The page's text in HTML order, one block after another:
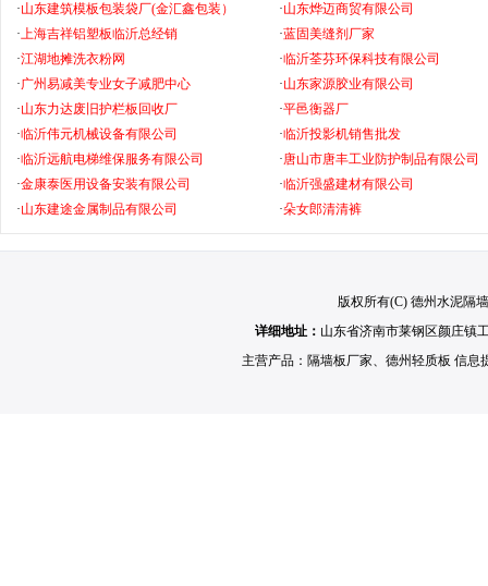
·山东建筑模板包装袋厂(金汇鑫包装） ·山东烨迈商贸有限公司
·上海吉祥铝塑板临沂总经销 ·蓝固美缝剂厂家
·江湖地摊洗衣粉网 ·临沂荃芬环保科技有限公司
·广州易减美专业女子减肥中心 ·山东家源胶业有限公司
·山东力达废旧护栏板回收厂 ·平邑衡器厂
·临沂伟元机械设备有限公司 ·临沂投影机销售批发
·临沂远航电梯维保服务有限公司 ·唐山市唐丰工业防护制品有限公司
·金康泰医用设备安装有限公司 ·临沂强盛建材有限公司
·山东建途金属制品有限公司 ·朵女郎清清裤
版权所有(C) 德州水泥隔
详细地址： 山东省济南市莱钢区颜庄镇
主营产品： 隔墙板厂家、 德州轻质板 信息